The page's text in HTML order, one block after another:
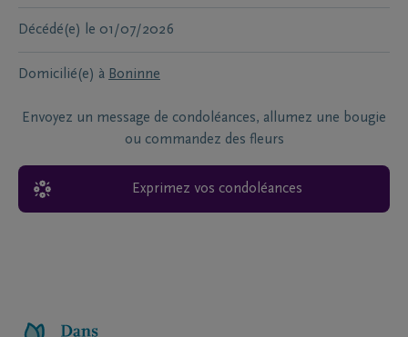
Décédé(e) le 01/07/2026
Domicilié(e) à Boninne
Envoyez un message de condoléances, allumez une bougie
ou commandez des fleurs
Exprimez vos condoléances